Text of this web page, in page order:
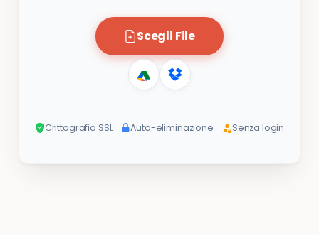
Scegli File
Crittografia SSL Auto-eliminazione Senza login